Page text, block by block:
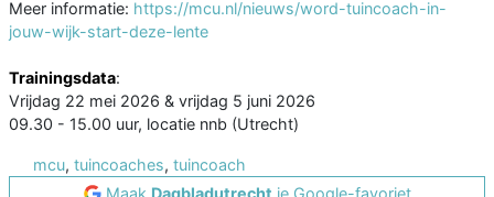
Meer informatie: https://mcu.nl/nieuws/word-tuincoach-in-
jouw-wijk-start-deze-lente
Trainingsdata:
Vrijdag 22 mei 2026 & vrijdag 5 juni 2026
09.30 - 15.00 uur, locatie nnb (Utrecht)
mcu, tuincoaches, tuincoach
Maak Dagbladutrecht je Google-favoriet